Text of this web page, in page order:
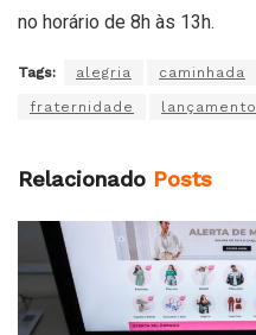
no horário de 8h às 13h.
Tags: alegria caminhada
fraternidade lançamento
Relacionado Posts